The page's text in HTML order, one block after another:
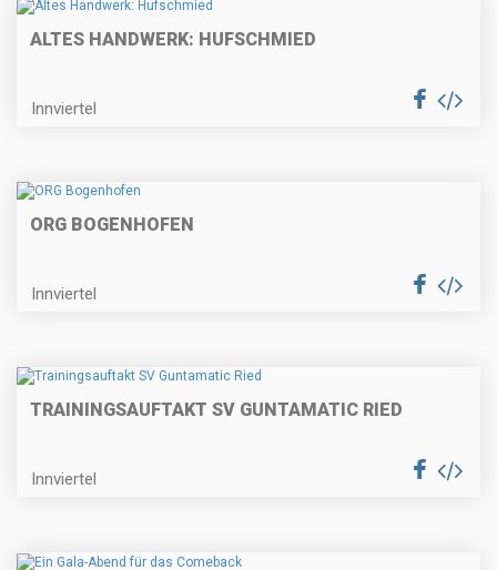
ALTES HANDWERK: HUFSCHMIED
Innviertel
ORG BOGENHOFEN
Innviertel
TRAININGSAUFTAKT SV GUNTAMATIC RIED
Innviertel